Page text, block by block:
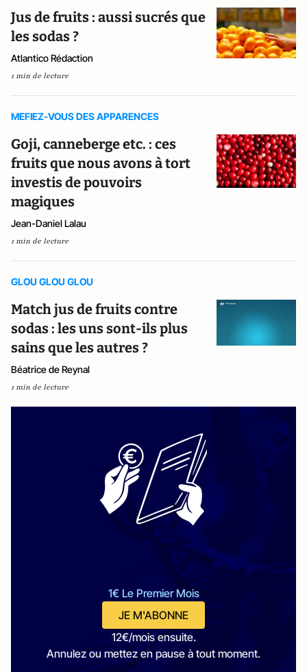
Jus de fruits : aussi sucrés que
les sodas ?
Atlantico Rédaction
1 min de lecture
MEFIEZ-VOUS DES APPARENCES
Goji, canneberge etc. : ces
fruits que nous avons à tort
investis de pouvoirs
magiques
Jean-Daniel Lalau
1 min de lecture
GLOU GLOU GLOU
Match jus de fruits contre
sodas : les uns sont-ils plus
sains que les autres ?
Béatrice de Reynal
1 min de lecture
1€ Le Premier Mois
JE M'ABONNE
12€/mois ensuite.
Annulez ou mettez en pause à tout moment.